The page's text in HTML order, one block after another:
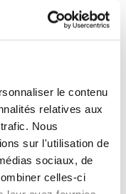
le contenu
relatives aux
Nous
sur l'utilisation de
sociaux, de
celles-ci
attentat au
a organisé,
attentat
Romain…